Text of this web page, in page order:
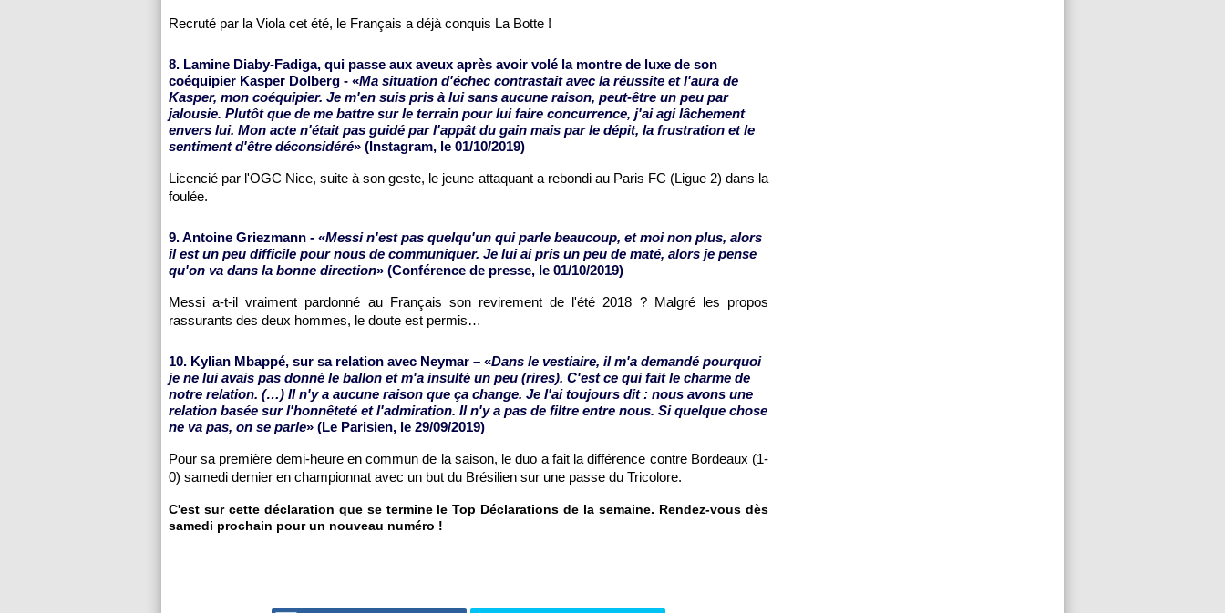
Recruté par la Viola cet été, le Français a déjà conquis La Botte !
8. Lamine Diaby-Fadiga, qui passe aux aveux après avoir volé la montre de luxe de son
coéquipier Kasper Dolberg - «Ma situation d'échec contrastait avec la réussite et l'aura de
Kasper, mon coéquipier. Je m'en suis pris à lui sans aucune raison, peut-être un peu par
jalousie. Plutôt que de me battre sur le terrain pour lui faire concurrence, j'ai agi lâchement
envers lui. Mon acte n'était pas guidé par l'appât du gain mais par le dépit, la frustration et le
sentiment d'être déconsidéré» (Instagram, le 01/10/2019)
Licencié par l'OGC Nice, suite à son geste, le jeune attaquant a rebondi au Paris FC (Ligue 2) dans la
foulée.
9. Antoine Griezmann - «Messi n'est pas quelqu'un qui parle beaucoup, et moi non plus, alors
il est un peu difficile pour nous de communiquer. Je lui ai pris un peu de maté, alors je pense
qu'on va dans la bonne direction» (Conférence de presse, le 01/10/2019)
Messi a-t-il vraiment pardonné au Français son revirement de l'été 2018 ? Malgré les propos
rassurants des deux hommes, le doute est permis…
10. Kylian Mbappé, sur sa relation avec Neymar – «Dans le vestiaire, il m'a demandé pourquoi
je ne lui avais pas donné le ballon et m'a insulté un peu (rires). C'est ce qui fait le charme de
notre relation. (…) Il n'y a aucune raison que ça change. Je l'ai toujours dit : nous avons une
relation basée sur l'honnêteté et l'admiration. Il n'y a pas de filtre entre nous. Si quelque chose
ne va pas, on se parle» (Le Parisien, le 29/09/2019)
Pour sa première demi-heure en commun de la saison, le duo a fait la différence contre Bordeaux (1-
0) samedi dernier en championnat avec un but du Brésilien sur une passe du Tricolore.
C'est sur cette déclaration que se termine le Top Déclarations de la semaine. Rendez-vous dès
samedi prochain pour un nouveau numéro !